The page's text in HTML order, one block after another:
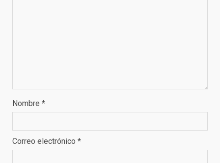
Nombre *
Correo electrónico *